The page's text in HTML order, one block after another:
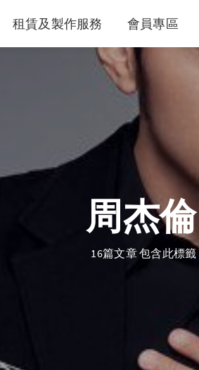
租賃及製作服務 會員專區
周杰倫
16篇文章 包含此標籤